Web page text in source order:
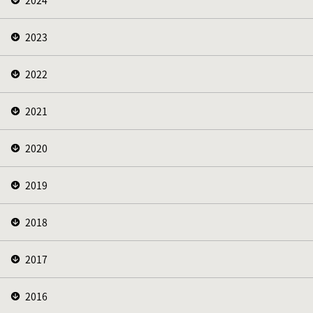
2023
2022
2021
2020
2019
2018
2017
2016